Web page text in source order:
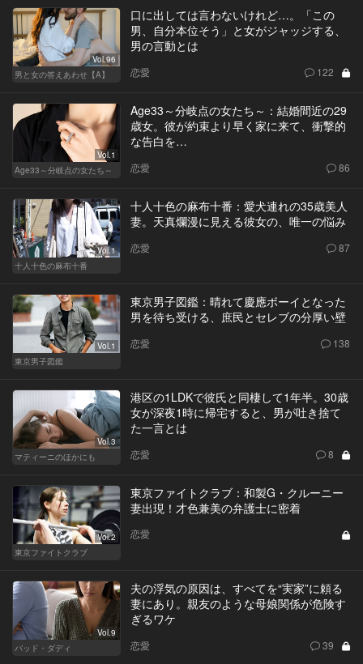
Vol.96
男と女の答えあわせ【A】
口に出しては言わないけれど…。「この
男、自分本位そう」と女がジャッジする、
男の言動とは
恋愛 122
Vol.1
Age33～分岐点の女たち～
Age33～分岐点の女たち～：結婚間近の29
歳女。彼が約束より早く家に来て、衝撃的
な告白を…
恋愛 86
Vol.1
十人十色の麻布十番
十人十色の麻布十番：愛犬連れの35歳美人
妻。天真爛漫に見える彼女の、唯一の悩み
恋愛 87
Vol.1
東京男子図鑑
東京男子図鑑：晴れて慶應ボーイとなった
男を待ち受ける、庶民とセレブの分厚い壁
恋愛 138
Vol.3
マティーニのほかにも
港区の1LDKで彼氏と同棲して1年半。30歳
女が深夜1時に帰宅すると、男が吐き捨て
た一言とは
恋愛 8
Vol.2
東京ファイトクラブ
東京ファイトクラブ：和製G・クルーニー
妻出現！才色兼美の弁護士に密着
恋愛
Vol.9
バッド・ダディ
夫の浮気の原因は、すべてを“実家”に頼る
妻にあり。親友のような母娘関係が危険す
ぎるワケ
恋愛 39